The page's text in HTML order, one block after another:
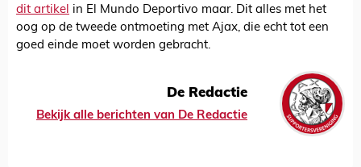
dit artikel in El Mundo Deportivo maar. Dit alles met het
oog op de tweede ontmoeting met Ajax, die echt tot een
goed einde moet worden gebracht.
De Redactie
Bekijk alle berichten van De Redactie